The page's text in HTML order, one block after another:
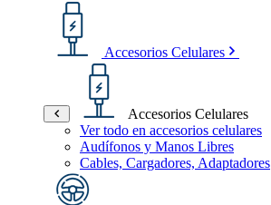
Accesorios Celulares
Accesorios Celulares
Ver todo en accesorios celulares
Audífonos y Manos Libres
Cables, Cargadores, Adaptadores